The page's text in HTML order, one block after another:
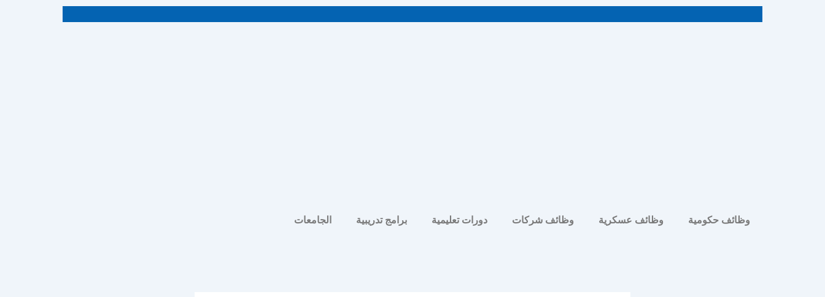
وظائف حكومية وظائف عسكرية وظائف شركات دورات تعليمية برامج تدريبية الجامعات